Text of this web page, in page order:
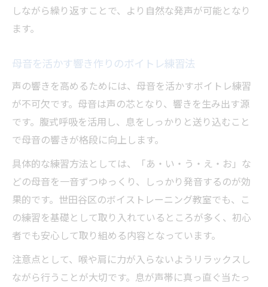
しながら繰り返すことで、より自然な発声が可能となり
ます。
母音を活かす響き作りのボイトレ練習法
声の響きを高めるためには、母音を活かすボイトレ練習
が不可欠です。母音は声の芯となり、響きを生み出す源
です。腹式呼吸を活用し、息をしっかりと送り込むこと
で母音の響きが格段に向上します。
具体的な練習方法としては、「あ・い・う・え・お」な
どの母音を一音ずつゆっくり、しっかり発音するのが効
果的です。世田谷区のボイストレーニング教室でも、こ
の練習を基礎として取り入れているところが多く、初心
者でも安心して取り組める内容となっています。
注意点として、喉や肩に力が入らないようリラックスし
ながら行うことが大切です。息が声帯に真っ直ぐ当たっ